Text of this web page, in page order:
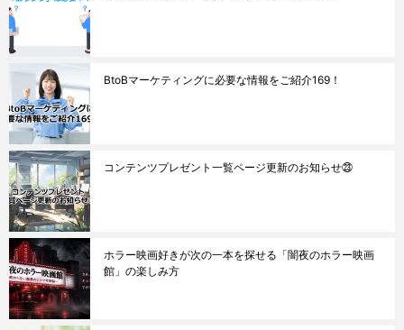
BtoBマーケティングに必要な情報をご紹介169！
コンテンツプレゼント一覧ページ更新のお知らせ㉓
ホラー映画好きが次の一本を探せる「闇夜のホラー映画
館」の楽しみ方